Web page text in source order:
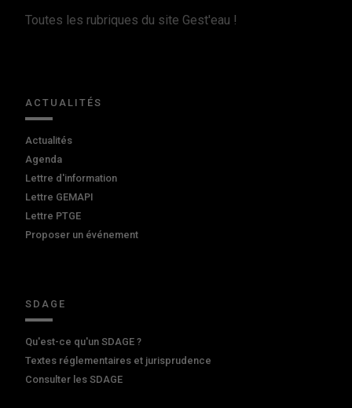
Toutes les rubriques du site Gest'eau !
ACTUALITÉS
Actualités
Agenda
Lettre d'information
Lettre GEMAPI
Lettre PTGE
Proposer un événement
SDAGE
Qu'est-ce qu'un SDAGE ?
Textes réglementaires et jurisprudence
Consulter les SDAGE